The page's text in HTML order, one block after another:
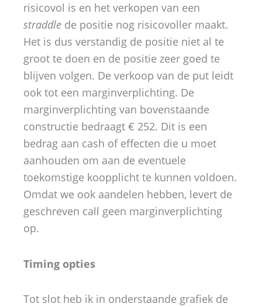
risicovol is en het verkopen van een
straddle de positie nog risicovoller maakt.
Het is dus verstandig de positie niet al te
groot te doen en de positie zeer goed te
blijven volgen. De verkoop van de put leidt
ook tot een marginverplichting. De
marginverplichting van bovenstaande
constructie bedraagt € 252. Dit is een
bedrag aan cash of effecten die u moet
aanhouden om aan de eventuele
toekomstige koopplicht te kunnen voldoen.
Omdat we ook aandelen hebben, levert de
geschreven call geen marginverplichting
op.
Timing opties
Tot slot heb ik in onderstaande grafiek de